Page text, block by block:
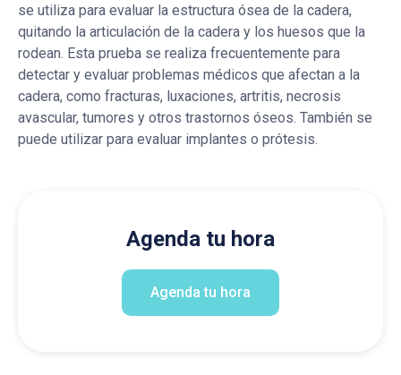
se utiliza para evaluar la estructura ósea de la cadera,
quitando la articulación de la cadera y los huesos que la
rodean. Esta prueba se realiza frecuentemente para
detectar y evaluar problemas médicos que afectan a la
cadera, como fracturas, luxaciones, artritis, necrosis
avascular, tumores y otros trastornos óseos. También se
puede utilizar para evaluar implantes o prótesis.
Agenda tu hora
Agenda tu hora